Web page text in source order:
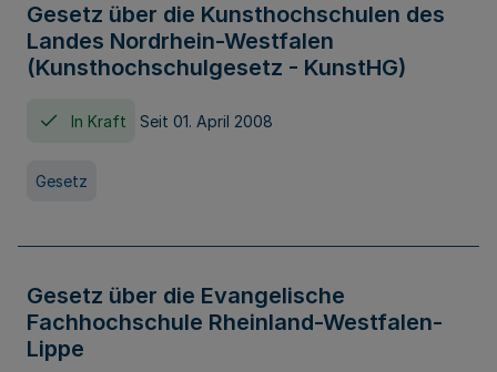
Gesetz über die Kunsthochschulen des
Landes Nordrhein-Westfalen
(Kunsthochschulgesetz - KunstHG)
In Kraft Seit 01. April 2008
Gesetz
Gesetz über die Evangelische
Fachhochschule Rheinland-Westfalen-
Lippe